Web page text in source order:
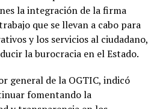
la integración de la firma
que se llevan a cabo para
y los servicios al ciudadano,
la burocracia en el Estado.
general de la OGTIC, indicó
fomentando la